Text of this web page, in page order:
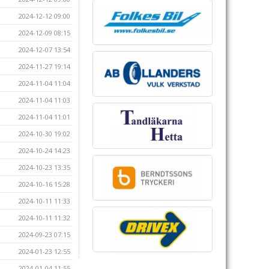
2024-12-12 09:00
2024-12-09 08:15
2024-12-07 13:54
2024-11-27 19:14
2024-11-04 11:04
2024-11-04 11:03
2024-11-04 11:01
2024-10-30 19:02
2024-10-24 14:23
2024-10-23 13:35
2024-10-16 15:28
2024-10-11 11:33
2024-10-11 11:32
2024-09-23 07:15
2024-01-23 12:55